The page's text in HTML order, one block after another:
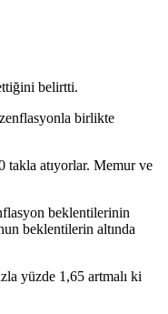
belirtti.
birlikte
takla atıyorlar. Memur ve
beklentilerinin
beklentilerin altında
yüzde 1,65 artmalı ki